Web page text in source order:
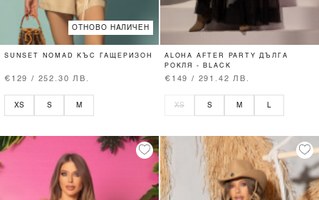
ОТНОВО НАЛИЧЕН
SUNSET NOMAD КЪС ГАЩЕРИЗОН
€129 / 252.30 ЛВ.
XS S M
ALOHA AFTER PARTY ДЪЛГА
РОКЛЯ - BLACK
€149 / 291.42 ЛВ.
XS S M